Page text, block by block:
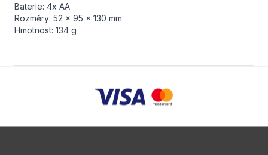
Baterie: 4x AA
Rozměry: 52 x 95 x 130 mm
Hmotnost: 134 g